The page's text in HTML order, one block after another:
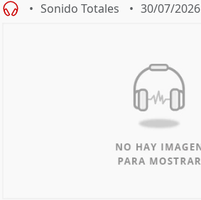
Sonido Totales 30/07/2026